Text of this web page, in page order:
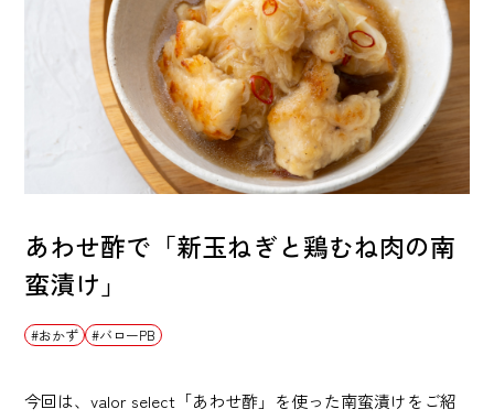
あわせ酢で「新玉ねぎと鶏むね肉の南
蛮漬け」
おかず バローPB
今回は、valor select「あわせ酢」を使った南蛮漬けをご紹